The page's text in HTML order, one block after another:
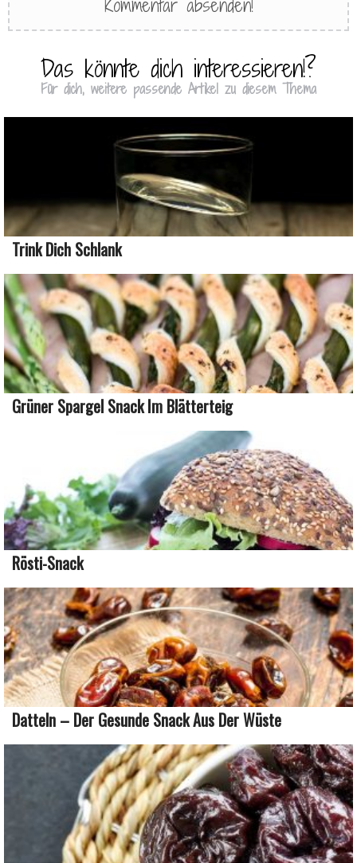
Das könnte dich interessieren!?
Für dich, weitere passende Artikel zu diesem Thema
Trink Dich Schlank
Grüner Spargel Snack Im Blätterteig
Rösti-Snack
Datteln – Der Gesunde Snack Aus Der Wüste